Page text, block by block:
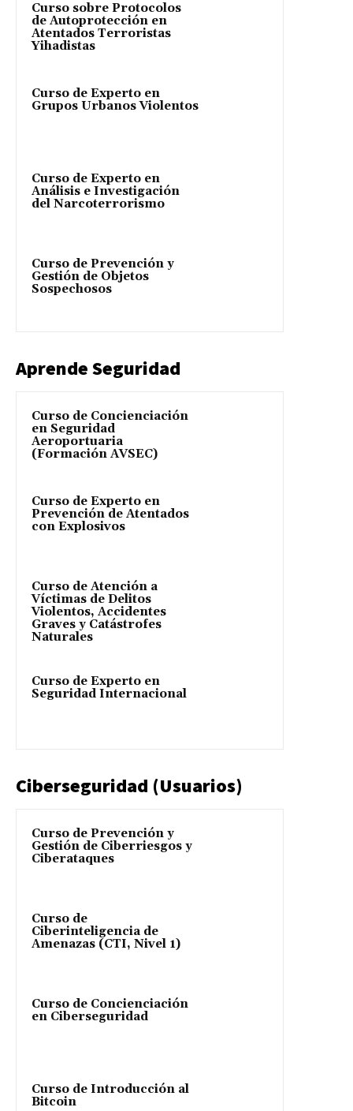
Curso sobre Protocolos
de Autoprotección en
Atentados Terroristas
Yihadistas
Curso de Experto en
Grupos Urbanos Violentos
Curso de Experto en
Análisis e Investigación
del Narcoterrorismo
Curso de Prevención y
Gestión de Objetos
Sospechosos
Aprende Seguridad
Curso de Concienciación
en Seguridad
Aeroportuaria
(Formación AVSEC)
Curso de Experto en
Prevención de Atentados
con Explosivos
Curso de Atención a
Víctimas de Delitos
Violentos, Accidentes
Graves y Catástrofes
Naturales
Curso de Experto en
Seguridad Internacional
Ciberseguridad (Usuarios)
Curso de Prevención y
Gestión de Ciberriesgos y
Ciberataques
Curso de
Ciberinteligencia de
Amenazas (CTI, Nivel 1)
Curso de Concienciación
en Ciberseguridad
Curso de Introducción al
Bitcoin